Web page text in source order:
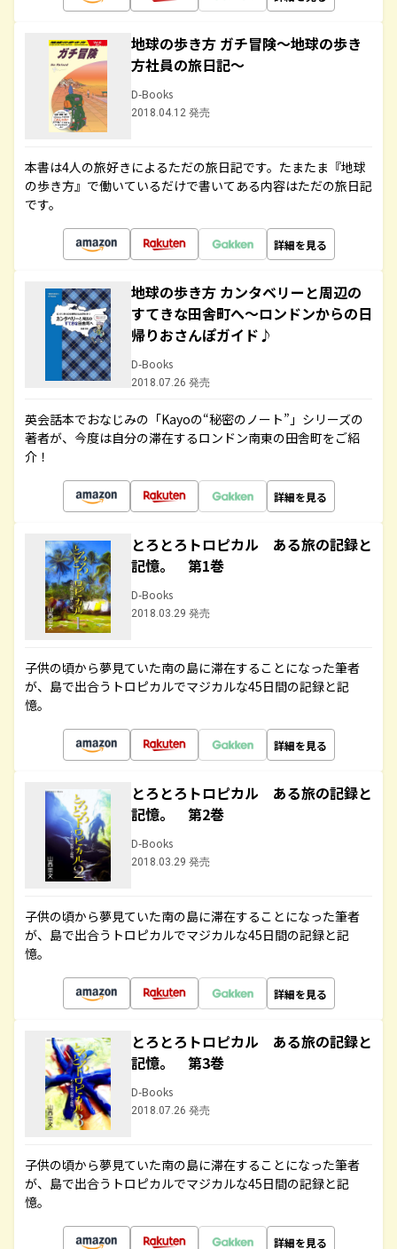
地球の歩き方 ガチ冒険～地球の歩き
方社員の旅日記～
D-Books
2018.04.12 発売
本書は4人の旅好きによるただの旅日記です。たまたま『地球
の歩き方』で働いているだけで書いてある内容はただの旅日記
です。
詳細を見る
地球の歩き方 カンタベリーと周辺の
すてきな田舎町へ～ロンドンからの日
帰りおさんぽガイド♪
D-Books
2018.07.26 発売
英会話本でおなじみの「Kayoの“秘密のノート”」シリーズの
著者が、今度は自分の滞在するロンドン南東の田舎町をご紹
介！
詳細を見る
とろとろトロピカル ある旅の記録と
記憶。 第1巻
D-Books
2018.03.29 発売
子供の頃から夢見ていた南の島に滞在することになった筆者
が、島で出合うトロピカルでマジカルな45日間の記録と記
憶。
詳細を見る
とろとろトロピカル ある旅の記録と
記憶。 第2巻
D-Books
2018.03.29 発売
子供の頃から夢見ていた南の島に滞在することになった筆者
が、島で出合うトロピカルでマジカルな45日間の記録と記
憶。
詳細を見る
とろとろトロピカル ある旅の記録と
記憶。 第3巻
D-Books
2018.07.26 発売
子供の頃から夢見ていた南の島に滞在することになった筆者
が、島で出合うトロピカルでマジカルな45日間の記録と記
憶。
詳細を見る